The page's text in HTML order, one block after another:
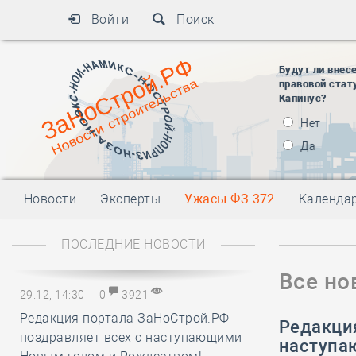
Войти Поиск
Будут ли
правовой
Капинус?
Нет
Да
Новости Эксперты Ужасы ФЗ-372
ПОСЛЕДНИЕ НОВОСТИ
29.12, 14:30 0 3921
Редакция портала ЗаНоСтрой.РФ
поздравляет всех с наступающими
Все